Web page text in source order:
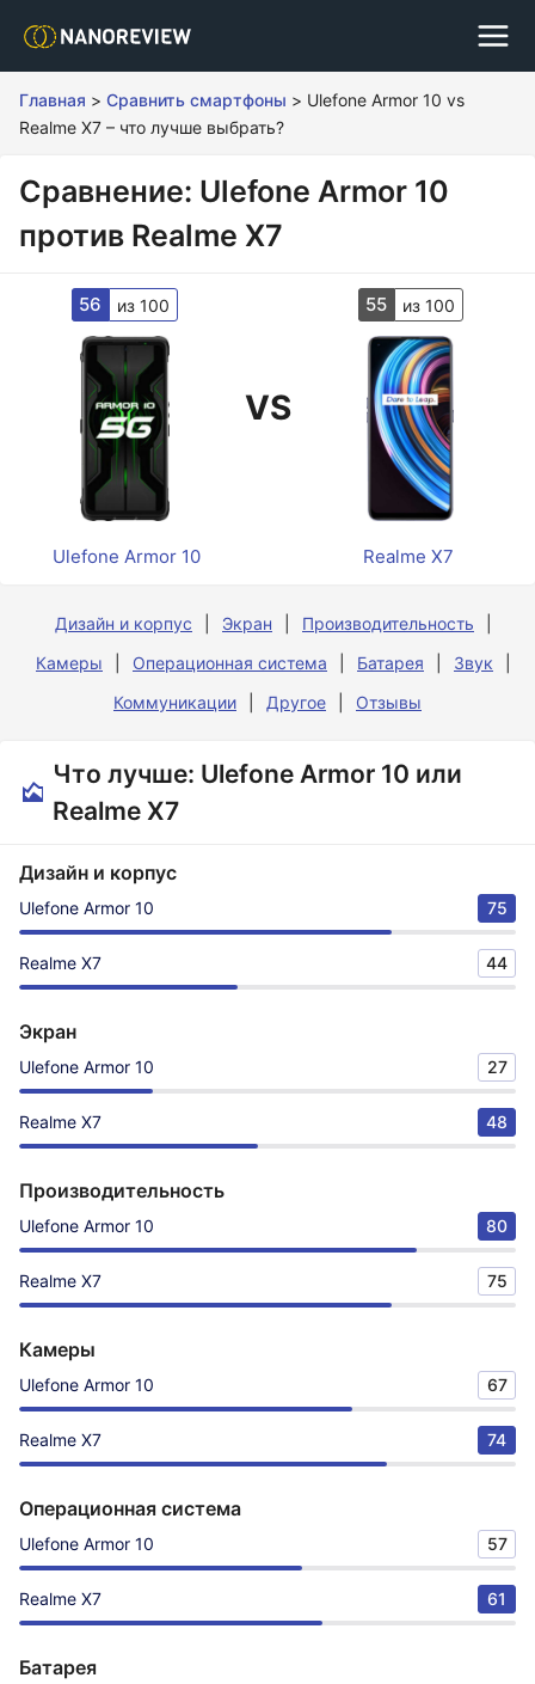
Главная > Сравнить смартфоны > Ulefone Armor 10 vs
Realme X7 – что лучше выбрать?
Сравнение: Ulefone Armor 10
против Realme X7
56 из 100
VS
55 из 100
Ulefone Armor 10 Realme X7
Дизайн и корпус Экран
Производительность
Камеры
Операционная система Батарея
Звук
Коммуникации
Другое Отзывы
Что лучше: Ulefone Armor 10 или
Realme X7
Дизайн и корпус
Ulefone Armor 10 75
Realme X7 44
Экран
Ulefone Armor 10 27
Realme X7 48
Производительность
Ulefone Armor 10 80
Realme X7 75
Камеры
Ulefone Armor 10 67
Realme X7 74
Операционная система
Ulefone Armor 10 57
Realme X7 61
Батарея